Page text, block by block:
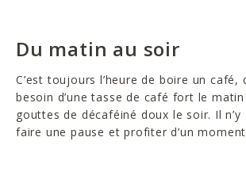
Du matin au soir
C’est toujours l’heure de boire un café,
besoin d’une tasse de café fort le
gouttes de décaféiné doux le soir. Il n’y
faire une pause et profiter d’un moment